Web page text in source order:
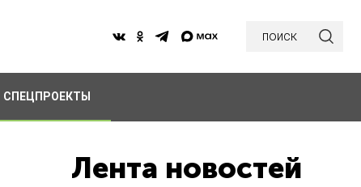
поиск
СПЕЦПРОЕКТЫ
Лента новостей